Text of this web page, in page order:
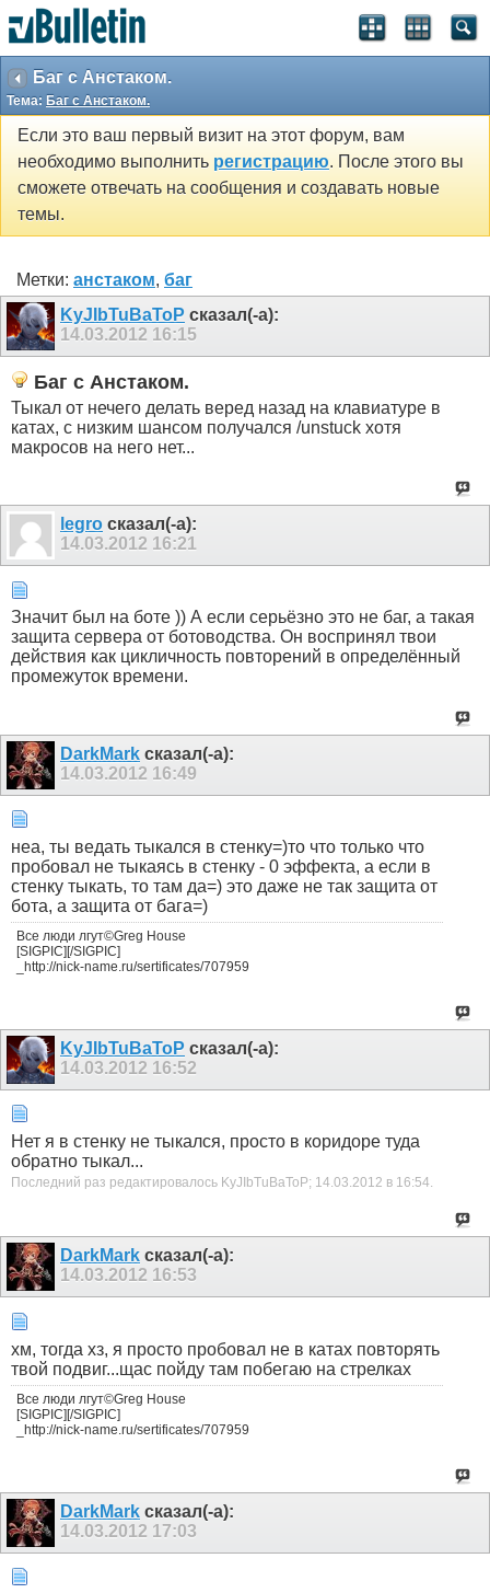
Баг с Анстаком.
Тема: Баг с Анстаком.
Если это ваш первый визит на этот форум, вам
необходимо выполнить регистрацию. После этого вы
сможете отвечать на сообщения и создавать новые
темы.
Метки: анстаком, баг
KyJIbTuBaToP сказал(-а):
14.03.2012 16:15
Баг с Анстаком.
Тыкал от нечего делать веред назад на клавиатуре в
катах, с низким шансом получался /unstuck хотя
макросов на него нет...
legro сказал(-а):
14.03.2012 16:21
Значит был на боте )) А если серьёзно это не баг, а такая
защита сервера от ботоводства. Он воспринял твои
действия как цикличность повторений в определённый
промежуток времени.
DarkMark сказал(-а):
14.03.2012 16:49
неа, ты ведать тыкался в стенку=)то что только что
пробовал не тыкаясь в стенку - 0 эффекта, а если в
стенку тыкать, то там да=) это даже не так защита от
бота, а защита от бага=)
Все люди лгут©Greg House
[SIGPIC][/SIGPIC]
_http://nick-name.ru/sertificates/707959
KyJIbTuBaToP сказал(-а):
14.03.2012 16:52
Нет я в стенку не тыкался, просто в коридоре туда
обратно тыкал...
Последний раз редактировалось KyJIbTuBaToP; 14.03.2012 в 16:54.
DarkMark сказал(-а):
14.03.2012 16:53
хм, тогда хз, я просто пробовал не в катах повторять
твой подвиг...щас пойду там побегаю на стрелках
Все люди лгут©Greg House
[SIGPIC][/SIGPIC]
_http://nick-name.ru/sertificates/707959
DarkMark сказал(-а):
14.03.2012 17:03